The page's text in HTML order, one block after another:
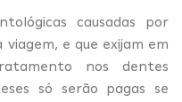
causadas por
e que exijam em
nos dentes
só serão pagas se